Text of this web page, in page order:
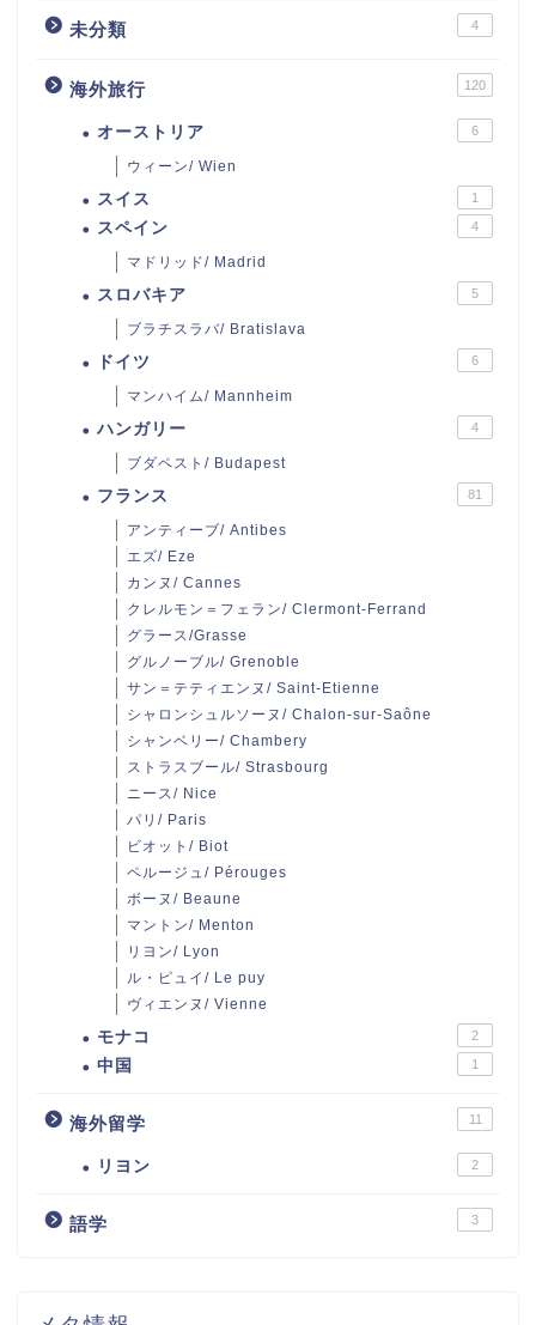
未分類 4
海外旅行 120
オーストリア 6
ウィーン/ Wien
スイス 1
スペイン 4
マドリッド/ Madrid
スロバキア 5
ブラチスラバ/ Bratislava
ドイツ 6
マンハイム/ Mannheim
ハンガリー 4
ブダペスト/ Budapest
フランス 81
アンティーブ/ Antibes
エズ/ Eze
カンヌ/ Cannes
クレルモン＝フェラン/ Clermont-Ferrand
グラース/Grasse
グルノーブル/ Grenoble
サン＝テティエンヌ/ Saint-Etienne
シャロンシュルソーヌ/ Chalon-sur-Saône
シャンベリー/ Chambery
ストラスブール/ Strasbourg
ニース/ Nice
パリ/ Paris
ビオット/ Biot
ペルージュ/ Pérouges
ボーヌ/ Beaune
マントン/ Menton
リヨン/ Lyon
ル・ピュイ/ Le puy
ヴィエンヌ/ Vienne
モナコ 2
中国 1
海外留学 11
リヨン 2
語学 3